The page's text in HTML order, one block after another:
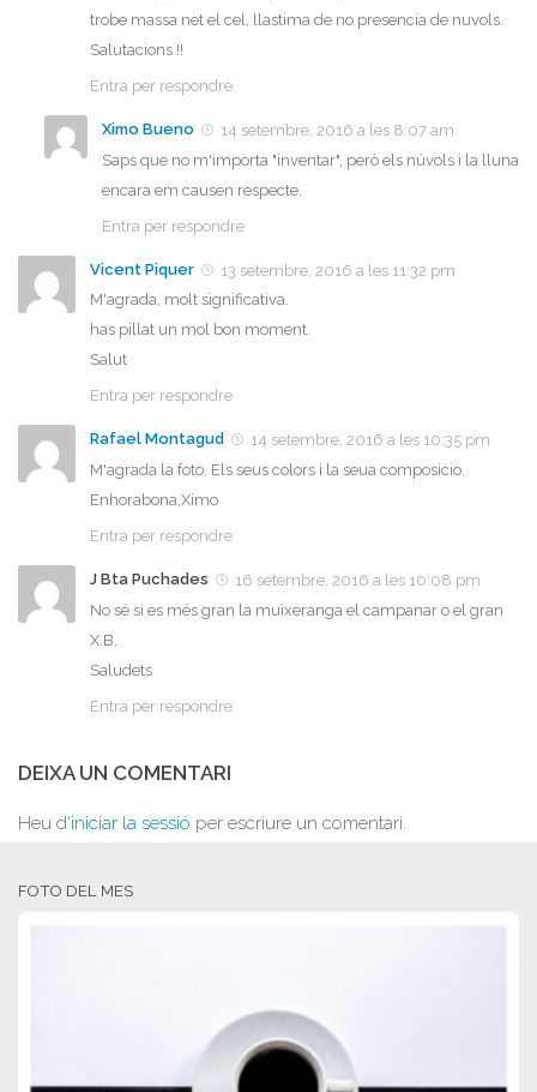
trobe massa net el cel, llastima de no presencia de nuvols.
Salutacions !!
Entra per respondre
Ximo Bueno
14 setembre, 2016 a les 8:07 am
Saps que no m'importa "inventar", però els núvols i la lluna
encara em causen respecte.
Entra per respondre
Vicent Piquer
13 setembre, 2016 a les 11:32 pm
M'agrada, molt significativa.
has pillat un mol bon moment.
Salut
Entra per respondre
Rafael Montagud
14 setembre, 2016 a les 10:35 pm
M'agrada la foto. Els seus colors i la seua composicio.
Enhorabona,Ximo
Entra per respondre
J Bta Puchades
16 setembre, 2016 a les 10:08 pm
No sé si es més gran la muixeranga el campanar o el gran
X.B.
Saludets
Entra per respondre
DEIXA UN COMENTARI
Heu d'iniciar la sessió per escriure un comentari.
FOTO DEL MES